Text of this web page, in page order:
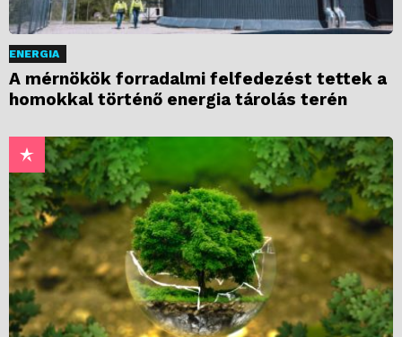
ENERGIA
A mérnökök forradalmi felfedezést tettek a
homokkal történő energia tárolás terén